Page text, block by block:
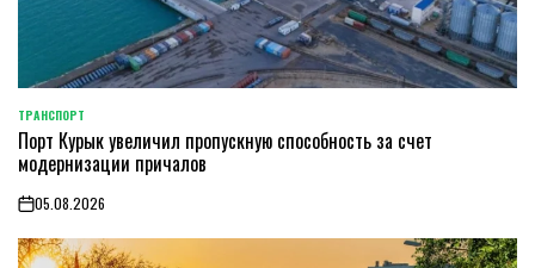
POSTED
IN
ТРАНСПОРТ
Порт Курык увеличил пропускную способность за счет
модернизации причалов
on05.08.2026